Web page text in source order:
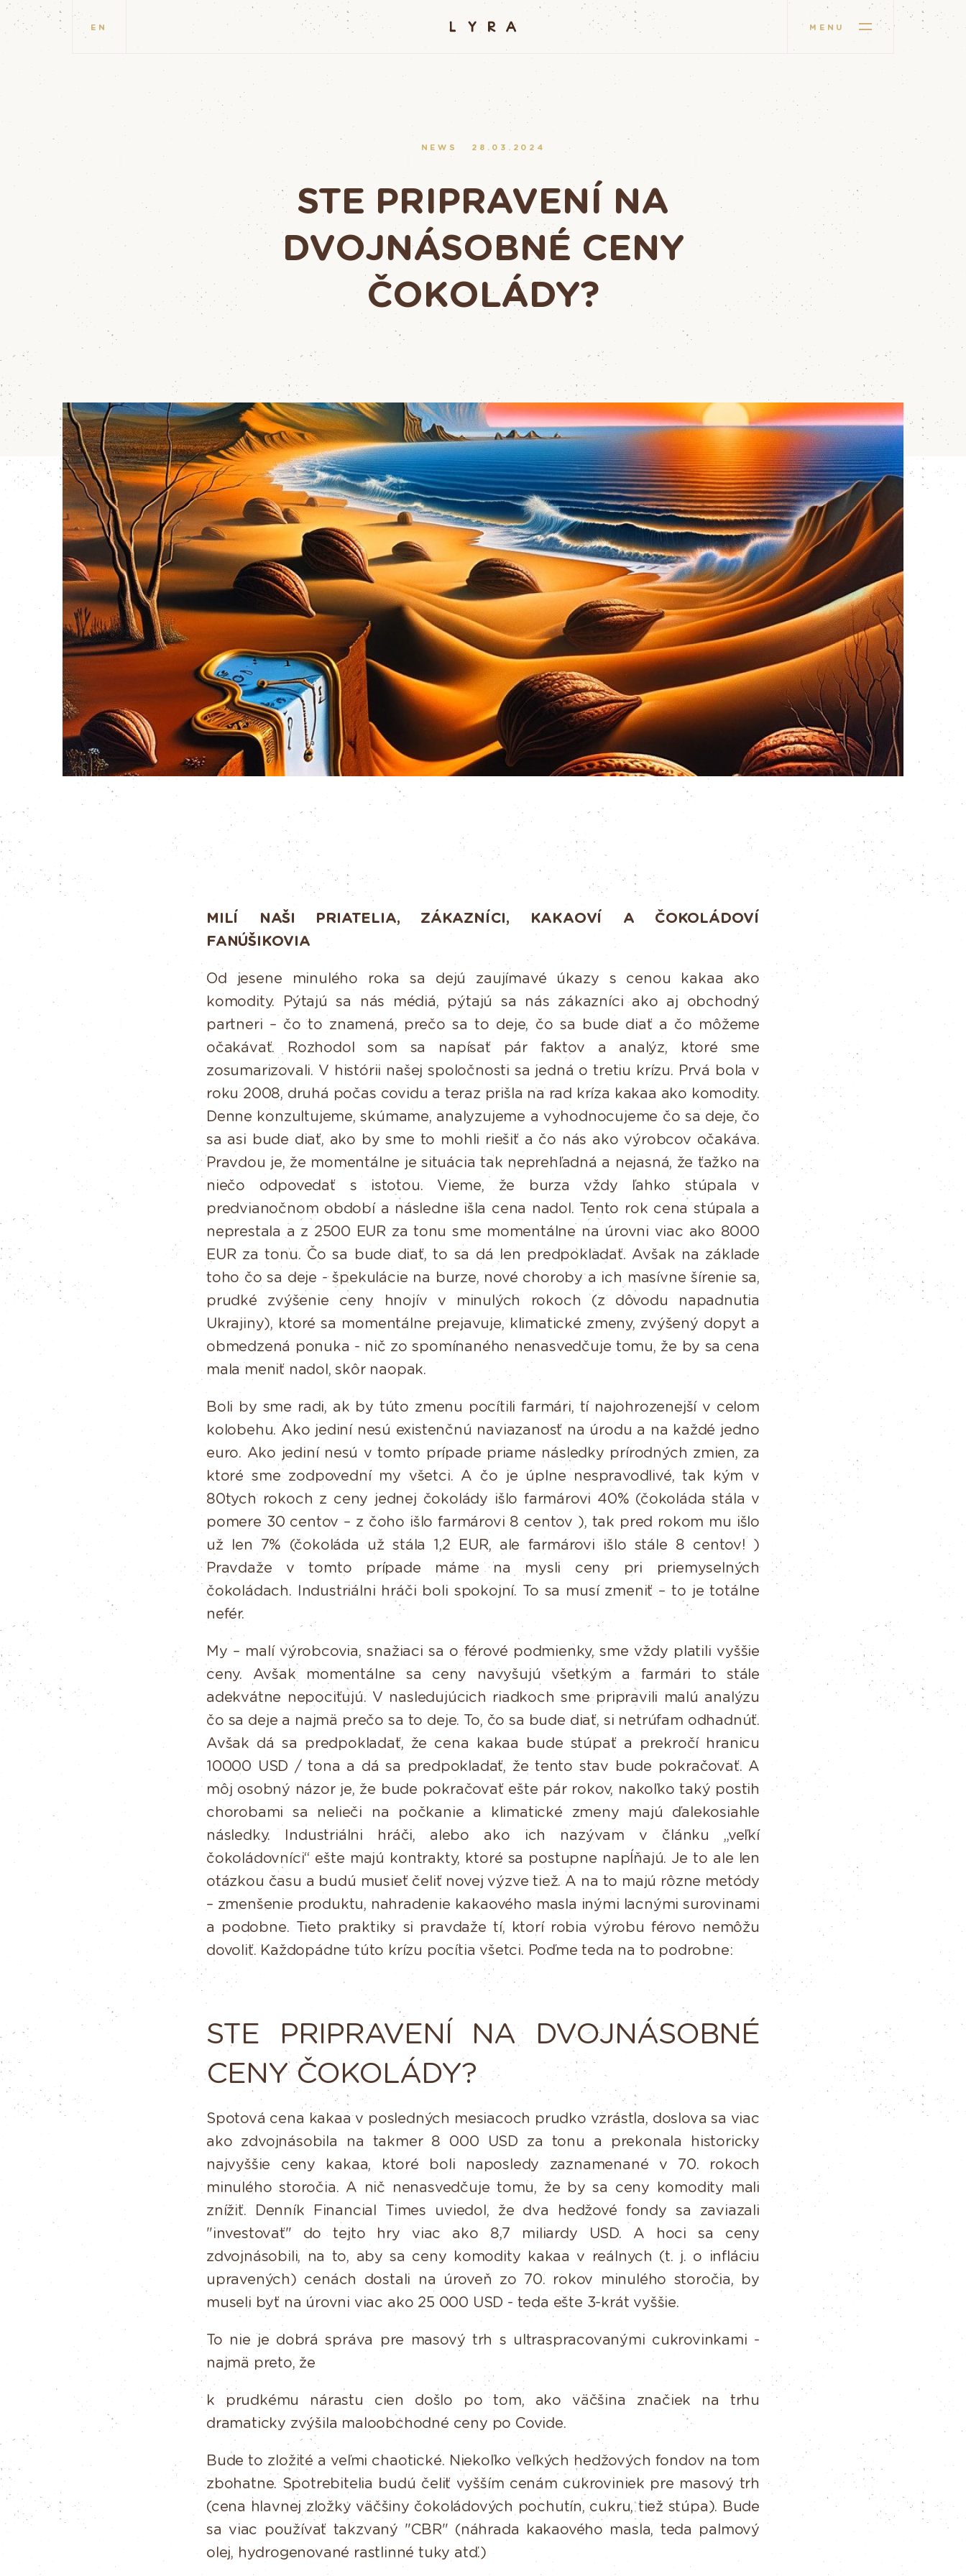
EN MENU
NEWS 28.03.2024
STE PRIPRAVENÍ NA
DVOJNÁSOBNÉ CENY
ČOKOLÁDY?
MILÍ NAŠI PRIATELIA, ZÁKAZNÍCI, KAKAOVÍ A
ČOKOLÁDOVÍ
FANÚŠIKOVIA
Od jesene minulého roka sa dejú zaujímavé úkazy s cenou kakaa
ako
komodity. Pýtajú sa nás médiá, pýtajú sa nás zákazníci ako aj obchodný
partneri – čo to znamená, prečo sa to deje, čo sa bude diať a čo môžeme
očakávať. Rozhodol som sa napísať pár faktov a analýz, ktoré sme
zosumarizovali. V histórii našej spoločnosti sa jedná o tretiu krízu. Prvá bola v
roku 2008, druhá počas covidu a teraz prišla na rad kríza kakaa ako komodity.
Denne konzultujeme, skúmame, analyzujeme a vyhodnocujeme čo sa deje, čo
sa asi bude diať, ako by sme to mohli riešiť a čo nás ako výrobcov očakáva.
Pravdou je, že momentálne je situácia tak neprehľadná a nejasná, že ťažko na
niečo
odpovedať s istotou. Vieme, že burza vždy ľahko stúpala v
predvianočnom období a následne išla cena nadol. Tento rok cenastúpala a
neprestala a z 2500 EUR za tonu sme momentálne na úrovni viac ako 8000
EUR za tonu. Čosa bude diať, to sa dá len predpokladať. Avšak na základe
toho čo sa deje - špekulácie na burze, nové choroby a ich masívne šírenie sa,
prudké
zvýšenie ceny hnojív v minulých rokoch (z dôvodunapadnutia
Ukrajiny), ktoré sa momentálne prejavuje, klimatické zmeny, zvýšený dopyt a
obmedzená ponuka - nič zo spomínaného nenasvedčuje tomu, že by sa cena
mala meniť nadol, skôr naopak.
Boli by sme radi, ak by túto zmenu pocítili farmári, tí najohrozenejší v celom
kolobehu. Ako jediní nesú existenčnú naviazanosť na úrodu a na každé jedno
euro. Ako jediní nesú v tomto prípade priame následky prírodných zmien, za
ktoré sme zodpovední my všetci. A čo je úplne nespravodlivé, tak kým v
80tych rokoch z ceny jednej čokolády išlo farmárovi 40% (čokoláda stála v
pomere 30 centov – z čoho išlo farmárovi 8 centov ), tak pred rokom mu išlo
už len 7% (čokoláda už stála 1,2 EUR, ale farmárovi išlo stále 8 centov! )
Pravdaže
v tomto prípade máme na mysli ceny pri
priemyselných
čokoládach. Industriálni hráči boli spokojní. To sa musí zmeniť – to je totálne
nefér.
My – malí výrobcovia, snažiaci sa o férové podmienky, sme vždy platili vyššie
ceny. Avšak momentálne sa ceny navyšujú všetkým a farmári to stále
adekvátne nepociťujú. V nasledujúcich riadkoch sme pripravili malú analýzu
čo sa deje a najmä prečo sa to deje. To, čo sa bude diať, si netrúfam odhadnúť.
Avšak dá sa predpokladať, že cena kakaa bude stúpať a prekročí hranicu
10000 USD / tona a dá sa predpokladať, že tento stav bude pokračovať. A
môj osobný názor je, že bude pokračovať ešte pár rokov, nakoľko taký postih
chorobami sa nelieči na počkanie a klimatické zmeny majú ďalekosiahle
následky.
Industriálni hráči, alebo ako ich nazývam v článku
„veľkí
čokoládovníci“ ešte majú kontrakty, ktoré sa postupne napĺňajú. Je to ale len
otázkou času a budú musieť čeliť novej výzve tiež. A na to majú rôzne metódy
– zmenšenie produktu, nahradenie kakaového masla inými lacnými surovinami
a podobne. Tieto praktiky si pravdaže tí, ktorí robia výrobu férovo nemôžu
dovoliť. Každopádne túto krízu pocítia všetci. Poďme teda na to podrobne:
STE PRIPRAVENÍ NA
DVOJNÁSOBNÉ
CENY ČOKOLÁDY?
Spotová cena kakaa v posledných mesiacoch prudko vzrástla, doslova sa viac
ako zdvojnásobila na takmer 8 000 USD za tonu a prekonala historicky
najvyššie ceny kakaa, ktoré boli naposledy zaznamenané v 70. rokoch
minulého storočia. A nič nenasvedčuje tomu, že by sa ceny komodity mali
znížiť. Denník Financial Times uviedol, že dva hedžové fondy sa zaviazali
"investovať"
do tejto hry viac ako 8,7 miliardy USD. A hocisa ceny
zdvojnásobili, na to, aby sa ceny komodity kakaa v reálnych (t. j. o infláciu
upravených) cenách dostali na úroveň zo 70. rokov minulého storočia, by
museli byť na úrovni viac ako 25 000 USD - teda ešte 3-krát vyššie.
To nie je dobrá správa pre masový trh s ultraspracovanými cukrovinkami -
najmä preto, že
k prudkému nárastu cien došlo po tom, ako väčšina značiek na trhu
dramaticky zvýšila maloobchodné ceny po Covide.
Bude to zložité a veľmi chaotické. Niekoľko veľkých hedžových fondov na tom
zbohatne. Spotrebitelia budú čeliť vyšším cenám cukroviniek pre masový trh
(cena hlavnej zložky väčšiny čokoládových pochutín, cukru,tiež stúpa). Bude
sa viac používať takzvaný "CBR" (náhrada kakaového masla, teda palmový
olej, hydrogenované rastlinné tuky atď.)